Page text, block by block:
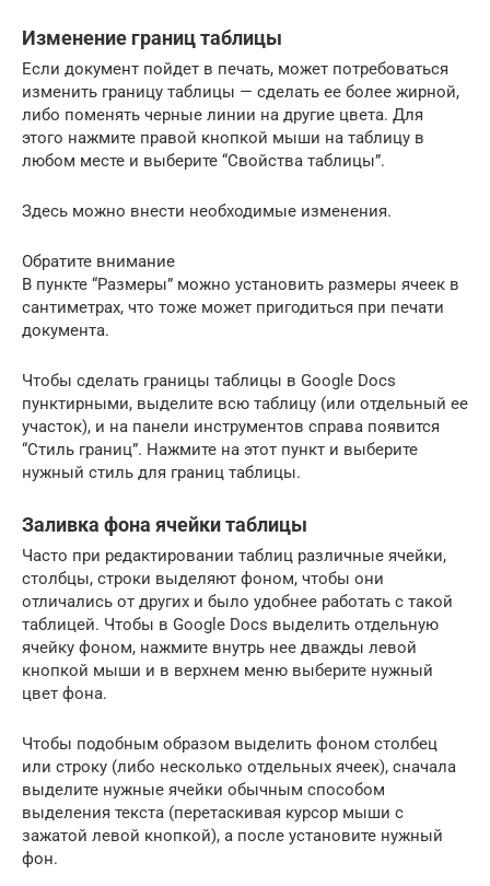
Изменение границ таблицы
Если документ пойдет в печать, может потребоваться
изменить границу таблицы — сделать ее более жирной,
либо поменять черные линии на другие цвета. Для
этого нажмите правой кнопкой мыши на таблицу в
любом месте и выберите “Свойства таблицы”.
Здесь можно внести необходимые изменения.
Обратите внимание
В пункте “Размеры” можно установить размеры ячеек в
сантиметрах, что тоже может пригодиться при печати
документа.
Чтобы сделать границы таблицы в Google Docs
пунктирными, выделите всю таблицу (или отдельный ее
участок), и на панели инструментов справа появится
“Стиль границ”. Нажмите на этот пункт и выберите
нужный стиль для границ таблицы.
Заливка фона ячейки таблицы
Часто при редактировании таблиц различные ячейки,
столбцы, строки выделяют фоном, чтобы они
отличались от других и было удобнее работать с такой
таблицей. Чтобы в Google Docs выделить отдельную
ячейку фоном, нажмите внутрь нее дважды левой
кнопкой мыши и в верхнем меню выберите нужный
цвет фона.
Чтобы подобным образом выделить фоном столбец
или строку (либо несколько отдельных ячеек), сначала
выделите нужные ячейки обычным способом
выделения текста (перетаскивая курсор мыши с
зажатой левой кнопкой), а после установите нужный
фон.